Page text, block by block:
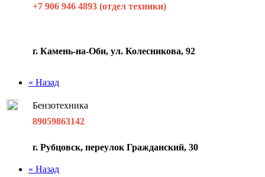
+7 906 946 4893 (отдел техники)
г. Камень-на-Оби, ул. Колесникова, 92
« Назад
Бензотехника
89059863142
г. Рубцовск, переулок Гражданский, 30
« Назад